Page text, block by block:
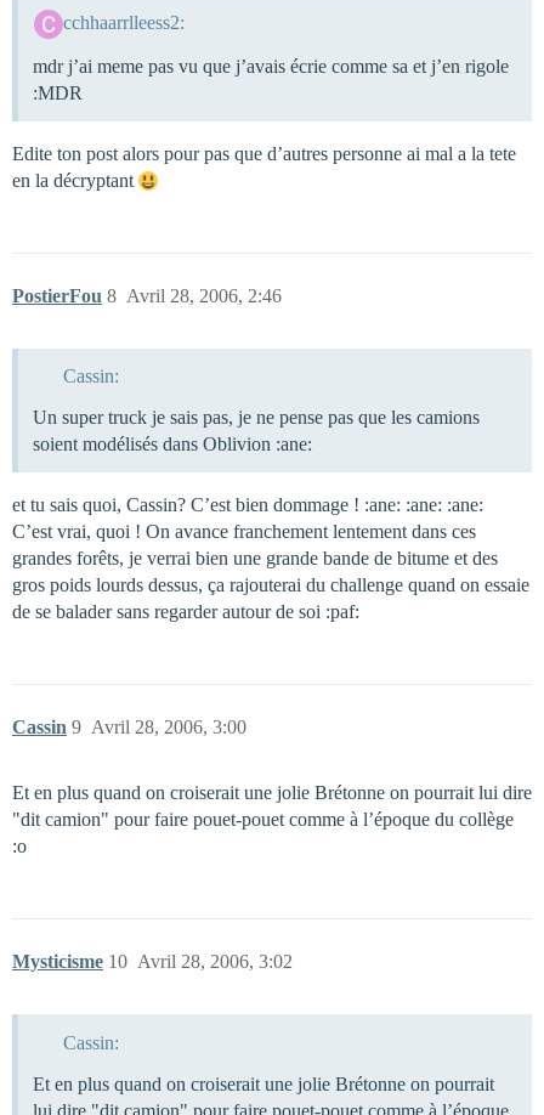
cchhaarrlleess2:
mdr j’ai meme pas vu que j’avais écrie comme sa et j’en rigole
:MDR
Edite ton post alors pour pas que d’autres personne ai mal a la tete
en la décryptant
PostierFou Avril 28, 2006, 2:46
8
Cassin:
Un super truck je sais pas, je ne pense pas que les camions
soient modélisés dans Oblivion :ane:
et tu sais quoi, Cassin? C’est bien dommage ! :ane: :ane: :ane:
C’est vrai, quoi ! On avance franchement lentement dans ces
grandes forêts, je verrai bien une grande bande de bitume et des
gros poids lourds dessus, ça rajouterai du challenge quand on essaie
de se balader sans regarder autour de soi :paf:
Cassin Avril 28, 2006, 3:00
9
Et en plus quand on croiserait une jolie Brétonne on pourrait lui dire
"dit camion" pour faire pouet-pouet comme à l’époque du collège
:o
Mysticisme Avril 28, 2006, 3:02
10
Cassin:
Et en plus quand on croiserait une jolie Brétonne on pourrait